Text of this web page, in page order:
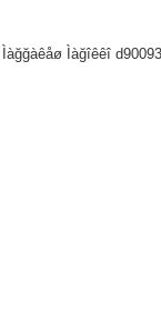
Ìàğîêêî